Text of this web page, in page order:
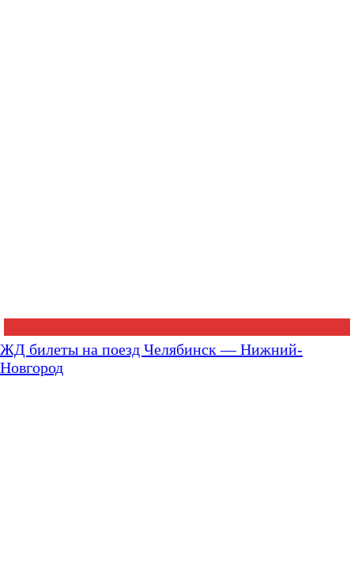
ЖД билеты на поезд Челябинск — Нижний-
Новгород